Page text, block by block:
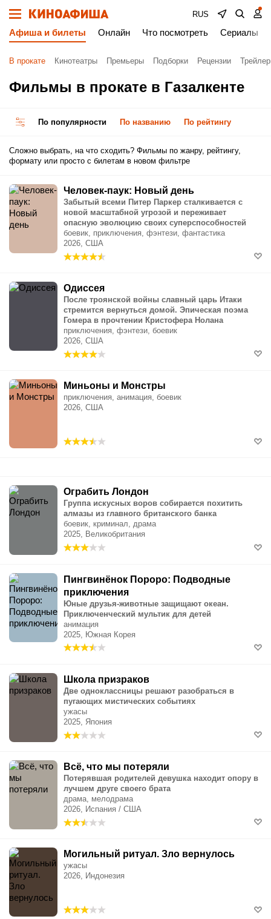
RUS
Афиша и билеты Онлайн Что посмотреть Сериалы
В прокате Кинотеатры Премьеры Подборки Рецензии
Фильмы в прокате в Газалкенте
По популярности По названию По рейтингу
Сложно выбрать, на что сходить? Фильмы по жанру, рейтингу,
формату или просто с билетам в новом фильтре
Человек-паук: Новый день
Забытый всеми Питер Паркер сталкивается с
новой масштабной угрозой и переживает
опасную эволюцию своих суперспособностей
боевик, приключения, фэнтези, фантастика
2026, США
Одиссея
После троянской войны славный царь Итаки
стремится вернуться домой. Эпическая поэма
Гомера в прочтении Кристофера Нолана
приключения, фэнтези, боевик
2026, США
Миньоны и Монстры
приключения, анимация, боевик
2026, США
Ограбить Лондон
Группа искусных воров собирается похитить
алмазы из главного британского банка
боевик, криминал, драма
2025, Великобритания
Пингвинёнок Пороро: Подводные
приключения
Юные друзья-животные защищают океан.
Приключенческий мультик для детей
анимация
2025, Южная Корея
Школа призраков
Две одноклассницы решают разобраться в
пугающих мистических событиях
ужасы
2025, Япония
Всё, что мы потеряли
Потерявшая родителей девушка находит опору в
лучшем друге своего брата
драма, мелодрама
2026, Испания / США
Могильный ритуал. Зло вернулось
ужасы
2026, Индонезия